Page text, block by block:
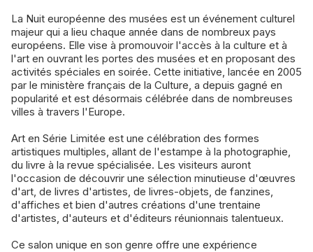
La Nuit européenne des musées est un événement culturel
majeur qui a lieu chaque année dans de nombreux pays
européens. Elle vise à promouvoir l'accès à la culture et à
l'art en ouvrant les portes des musées et en proposant des
activités spéciales en soirée. Cette initiative, lancée en 2005
par le ministère français de la Culture, a depuis gagné en
popularité et est désormais célébrée dans de nombreuses
villes à travers l'Europe.
Art en Série Limitée est une célébration des formes
artistiques multiples, allant de l'estampe à la photographie,
du livre à la revue spécialisée. Les visiteurs auront
l'occasion de découvrir une sélection minutieuse d'œuvres
d'art, de livres d'artistes, de livres-objets, de fanzines,
d'affiches et bien d'autres créations d'une trentaine
d'artistes, d'auteurs et d'éditeurs réunionnais talentueux.
Ce salon unique en son genre offre une expérience